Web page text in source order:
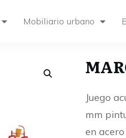
Mobiliario urbano
Juego
mm
en